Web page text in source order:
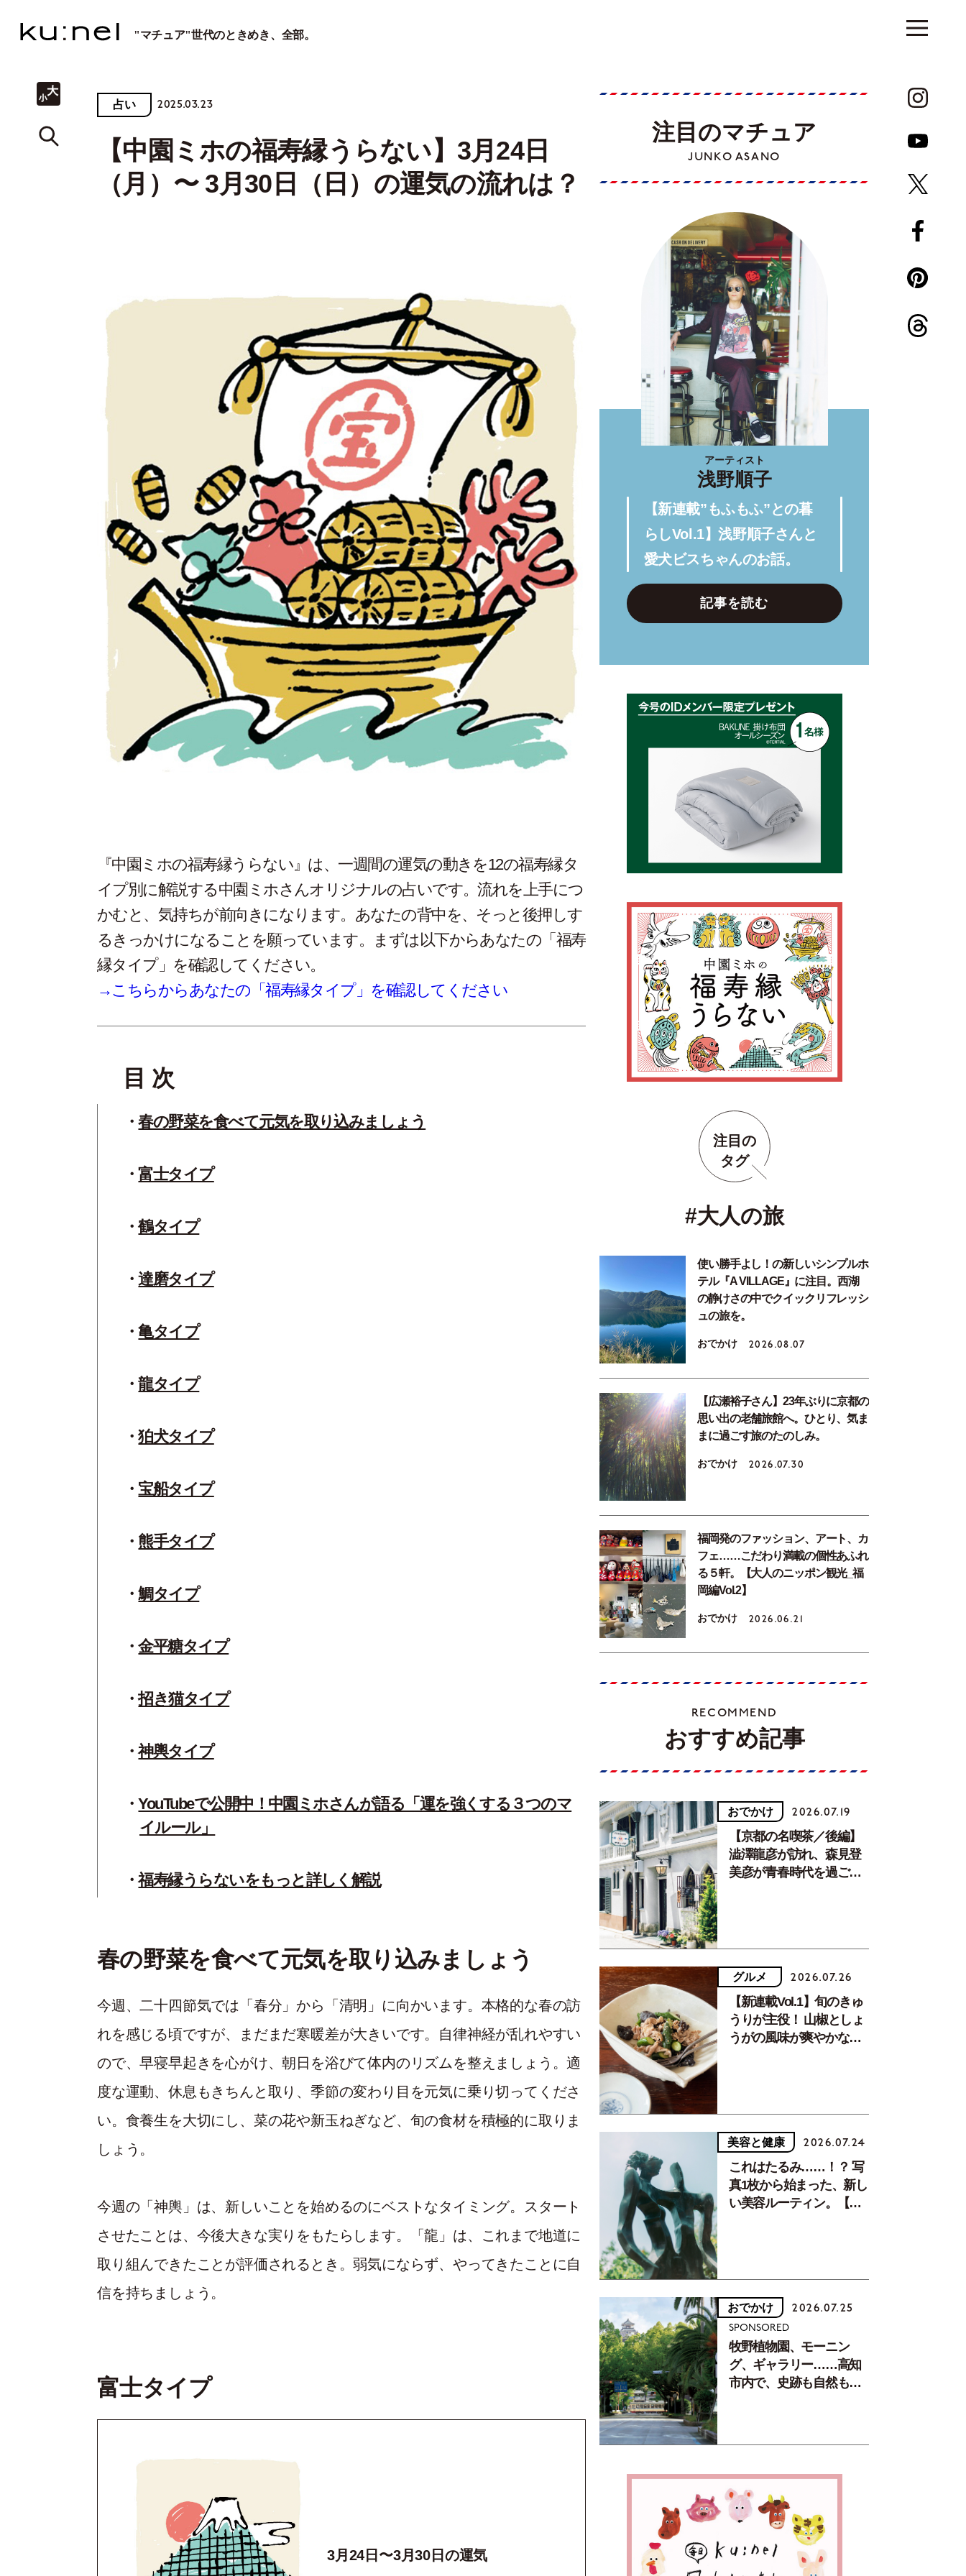
"マチュア"世代のときめき、全部。
占い 2025.03.23
【中園ミホの福寿縁うらない】3月24日
（月）〜 3月30日（日）の運気の流れは？
『中園ミホの福寿縁うらない』は、一週間の運気の動きを12の福寿縁タ
イプ別に解説する中園ミホさんオリジナルの占いです。流れを上手につ
かむと、気持ちが前向きになります。あなたの背中を、そっと後押しす
るきっかけになることを願っています。まずは以下からあなたの「福寿
縁タイプ」を確認してください。
→こちらからあなたの「福寿縁タイプ」を確認してください
目 次
春の野菜を食べて元気を取り込みましょう
富士タイプ
鶴タイプ
達磨タイプ
亀タイプ
龍タイプ
狛犬タイプ
宝船タイプ
熊手タイプ
鯛タイプ
金平糖タイプ
招き猫タイプ
神輿タイプ
YouTubeで公開中！中園ミホさんが語る「運を強くする３つのマ
イルール」
福寿縁うらないをもっと詳しく解説
春の野菜を食べて元気を取り込みましょう
今週、二十四節気では「春分」から「清明」に向かいます。本格的な春の訪
れを感じる頃ですが、まだまだ寒暖差が大きいです。自律神経が乱れやすい
ので、早寝早起きを心がけ、朝日を浴びて体内のリズムを整えましょう。適
度な運動、休息もきちんと取り、季節の変わり目を元気に乗り切ってくださ
い。食養生を大切にし、菜の花や新玉ねぎなど、旬の食材を積極的に取りま
しょう。
今週の「神輿」は、新しいことを始めるのにベストなタイミング。スタート
させたことは、今後大きな実りをもたらします。「龍」は、これまで地道に
取り組んできたことが評価されるとき。弱気にならず、やってきたことに自
信を持ちましょう。
富士タイプ
3月24日〜3月30日の運気
注目のマチュア
JUNKO ASANO
アーティスト
浅野順子
【新連載”もふもふ”との暮
らしVol.1】浅野順子さんと
愛犬ビスちゃんのお話。
記事を読む
注目の
タグ
#大人の旅
使い勝手よし！の新しいシンプルホ
テル『A VILLAGE』に注目。西湖
の静けさの中でクイックリフレッシ
ュの旅を。
おでかけ 2026.08.07
【広瀬裕子さん】23年ぶりに京都の
思い出の老舗旅館へ。ひとり、気ま
まに過ごす旅のたのしみ。
おでかけ 2026.07.30
福岡発のファッション、アート、カ
フェ……こだわり満載の個性あふれ
る５軒。【大人のニッポン観光_福
岡編Vol.2】
おでかけ 2026.06.21
RECOMMEND
おすすめ記事
おでかけ 2026.07.19
【京都の名喫茶／後編】
澁澤龍彦が訪れ、森見登
美彦が青春時代を過ごし
グルメ 2026.07.26
【新連載Vol.1】旬のきゅ
うりが主役！ 山椒としょ
うがの風味が爽やかな、
美容と健康 2026.07.24
これはたるみ……！？ 写
真1枚から始まった、新し
い美容ルーティン。【中
おでかけ 2026.07.25
SPONSORED
牧野植物園、モーニン
グ、ギャラリー……高知
市内で、史跡も自然もグ